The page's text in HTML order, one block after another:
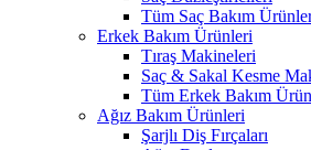
Tüm Saç Bakım
Erkek Bakım Ürünleri
Tıraş Makineleri
Saç & Sakal Kesme
Tüm Erkek Bakım
Ağız Bakım Ürünleri
Şarjlı Diş Fırçaları